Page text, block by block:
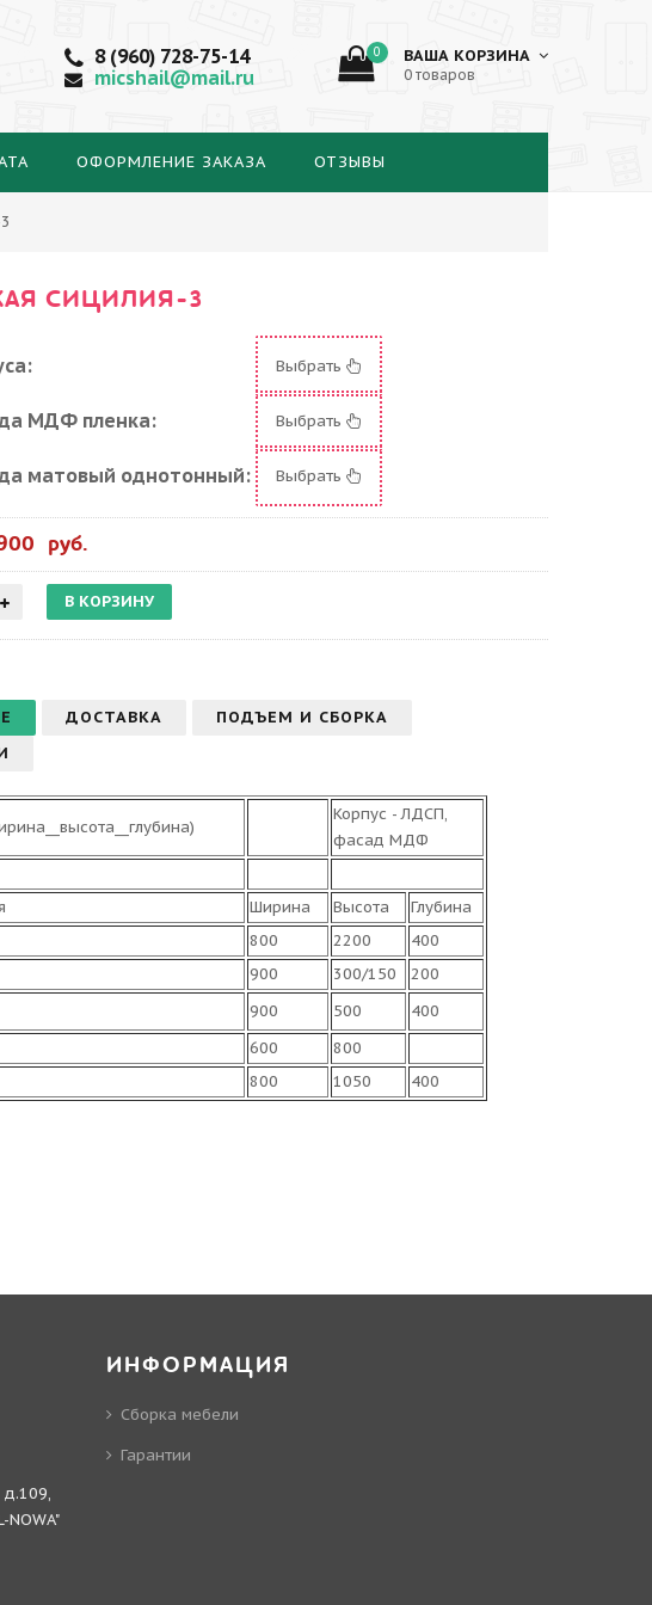
8 (960) 728-75-14
micshail@mail.ru
0 ВАША КОРЗИНА
0 товаров
ОФОРМЛЕНИЕ ЗАКАЗА ОТЗЫВЫ
СИЦИЛИЯ-3
Выбрать
МДФ пленка: Выбрать
матовый однотонный: Выбрать
руб.
ДОСТАВКА
ПОДЪЕМ И СБОРКА
Корпус - ЛДСП,
фасад МДФ
Ширина Высота
Глубина
800 2200
400
900 300/150
200
900 500
400
600
800
800 1050 400
д.109,
NOWA"
ИНФОРМАЦИЯ
Сборка мебели
Гарантии